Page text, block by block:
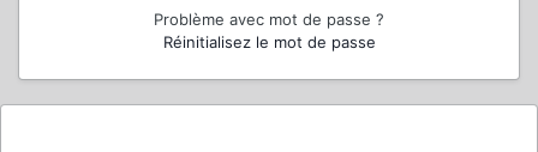
Problème avec mot de passe ?
Réinitialisez le mot de passe